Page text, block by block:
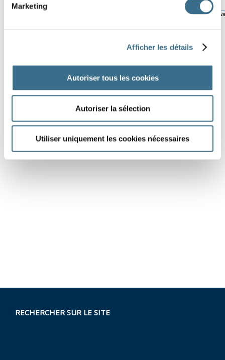
Marketing
Afficher les détails
Autoriser tous les cookies
Autoriser la sélection
Utiliser uniquement les cookies nécessaires
RECHERCHER SUR LE SITE